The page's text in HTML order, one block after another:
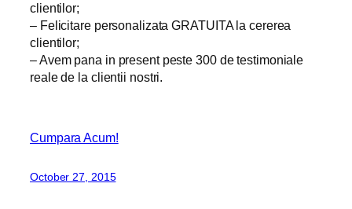
clientilor;
– Felicitare personalizata GRATUITA la cererea
clientilor;
– Avem pana in present peste 300 de testimoniale
reale de la clientii nostri.
Cumpara Acum!
October 27, 2015